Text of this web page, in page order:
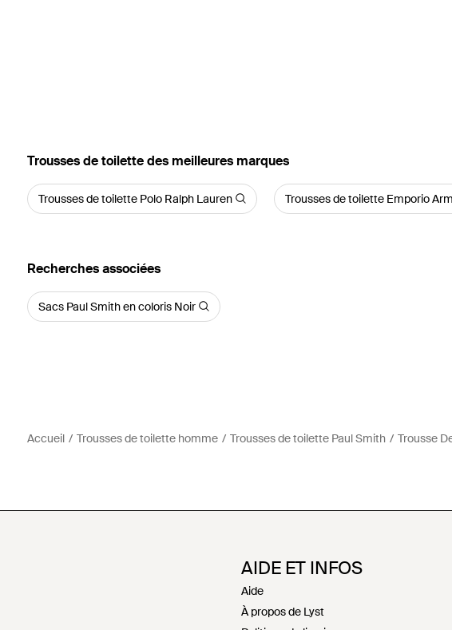
‪Trousses de toilette‬ des meilleures marques
Trousses de toilette Polo Ralph Lauren Trousses de toilette Emporio
Recherches associées
Sacs Paul Smith en coloris Noir
Accueil Trousses de toilette homme Trousses de toilette Paul Smith Trousse
AIDE ET INFOS
Aide
À propos de Lyst